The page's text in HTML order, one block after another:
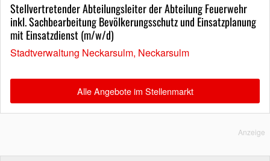
Stellvertretender Abteilungsleiter der Abteilung Feuerwehr
inkl. Sachbearbeitung Bevölkerungsschutz und Einsatzplanung
mit Einsatzdienst (m/w/d)
Stadtverwaltung Neckarsulm, Neckarsulm
Alle Angebote im Stellenmarkt
Anzeige